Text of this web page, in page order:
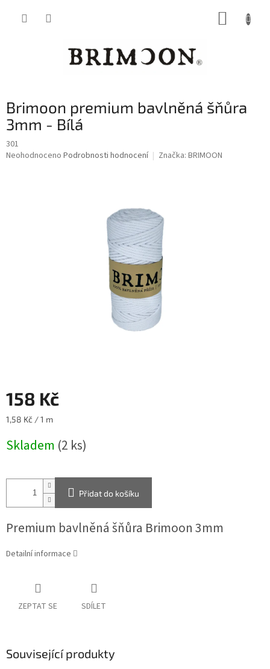
Brimoon premium bavlněná šňůra
3mm - Bílá
301
Průměrné
Neohodnoceno Podrobnosti hodnocení Značka: BRIMOON
158 Kč
Měrná
1,58 Kč / 1 m
Skladem (2 ks)
Přidat do košíku
Premium bavlněná šňůra Brimoon 3mm
Detailní informace
ZEPTAT SE SDÍLET
Související produkty